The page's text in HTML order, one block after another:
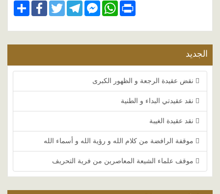
ShareFacebookTwitterTelegramFacebook
Messenger
WhatsApp Print
الجديد
نقض عقيدة الرجعة و الظهور الكبرى
نقد عقيدتي البداء و الطنية
نقد عقيدة الغيبة
موقفة الرافضة من كلام الله و رؤية الله و أسماء الله
موقف علماء الشيعة المعاصرين من فرية التحريف